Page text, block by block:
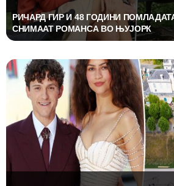
РИЧАРД ГИР И 48 ГОДИНИ
СНИМААТ РОМАНСА ВО ЊУЈОРК